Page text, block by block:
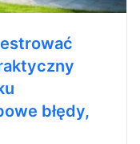
błędy,